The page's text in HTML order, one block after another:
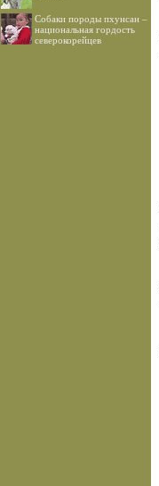
Собаки породы пхунсан –
национальная гордость
северокорейцев